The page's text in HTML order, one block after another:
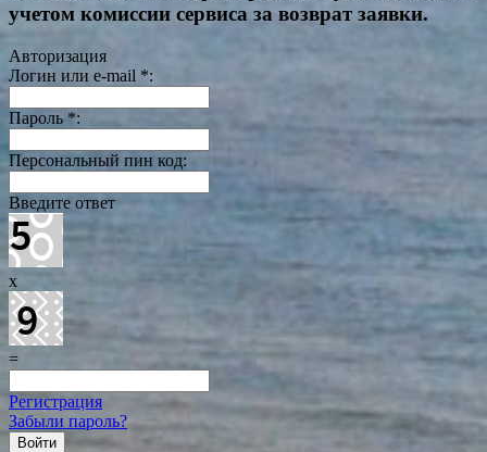
учетом комиссии сервиса за возврат заявки.
Авторизация
Логин или e-mail *:
Пароль *:
Персональный пин код:
Введите ответ
x
=
Регистрация
Забыли пароль?